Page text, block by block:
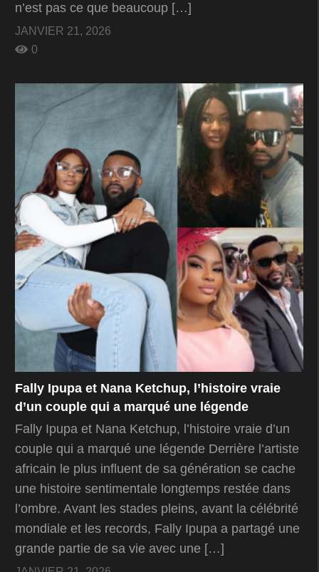
n’est pas ce que beaucoup […]
JANVIER 21, 2026
0
Fally Ipupa et Nana Ketchup, l’histoire vraie
d’un couple qui a marqué une légende
Fally Ipupa et Nana Ketchup, l’histoire vraie d’un
couple qui a marqué une légende Derrière l’artiste
africain le plus influent de sa génération se cache
une histoire sentimentale longtemps restée dans
l’ombre. Avant les stades pleins, avant la célébrité
mondiale et les records, Fally Ipupa a partagé une
grande partie de sa vie avec une […]